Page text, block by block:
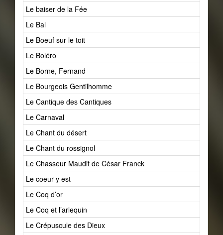
Le baiser de la Fée
Le Bal
Le Boeuf sur le toit
Le Boléro
Le Borne, Fernand
Le Bourgeois Gentilhomme
Le Cantique des Cantiques
Le Carnaval
Le Chant du désert
Le Chant du rossignol
Le Chasseur Maudit de César Franck
Le coeur y est
Le Coq d’or
Le Coq et l’arlequin
Le Crépuscule des Dieux